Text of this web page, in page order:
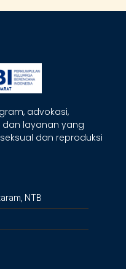
advokasi,
dan layanan yang
dan reproduksi
NTB